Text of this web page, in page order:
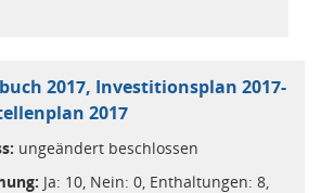
2017, Investitionsplan 2017-
2017
ungeändert beschlossen
Ja: 10, Nein: 0, Enthaltungen: 8,